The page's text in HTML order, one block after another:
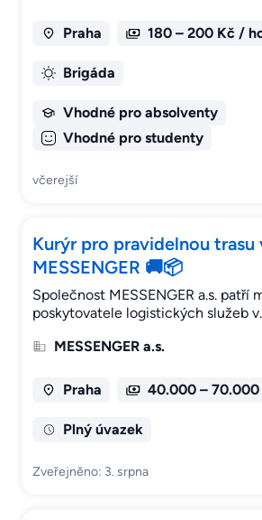
Praha 180 – 200 Kč /
Brigáda
Vhodné pro absolventy
Vhodné pro studenty
včerejší
Kurýr pro pravidelnou trasu
MESSENGER 🚚📦
Společnost MESSENGER a.s. patří
poskytovatele logistických služeb
MESSENGER a.s.
Praha 40.000 – 70.000
Plný úvazek
Zveřejněno: 3. srpna